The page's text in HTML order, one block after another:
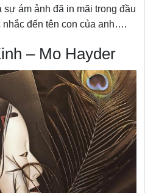
ám ảnh đã in mãi trong đầu
nhắc đến tên con của anh….
– Mo Hayder